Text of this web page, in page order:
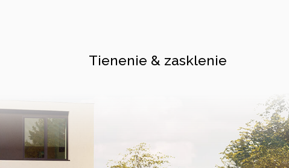
Tienenie & zasklenie